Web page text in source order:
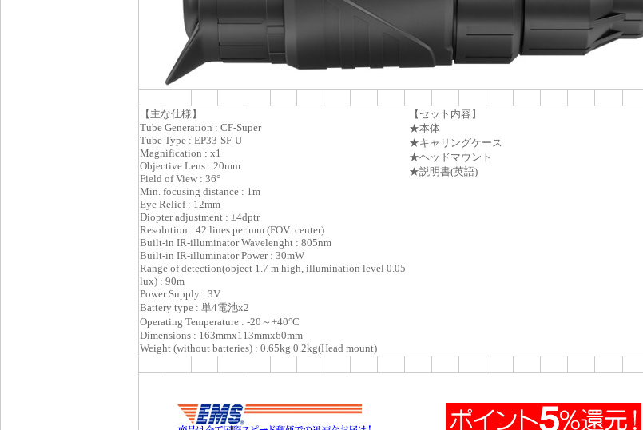
【主な仕様】
Tube Generation : CF-Super
Tube Type : EP33-SF-U
Magnification : x1
Objective Lens : 20mm
Field of View : 36°
Min. focusing distance : 1m
Eye Relief : 12mm
Diopter adjustment : ±4dptr
Resolution : 42 lines per mm (FOV: center)
Built-in IR-illuminator Wavelenght : 805nm
Built-in IR-illuminator Power : 30mW
Range of detection(object 1.7 m high, illumination level 0.05
lux) : 90m
Power Supply : 3V
Battery type : 単4電池x2
Operating Temperature : -20～+40°С
Dimensions : 163mmx113mmx60mm
Weight (without batteries) : 0.65kg 0.2kg(Head mount)
【セット内容】
★本体
★キャリングケース
★ヘッドマウント
★説明書(英語)